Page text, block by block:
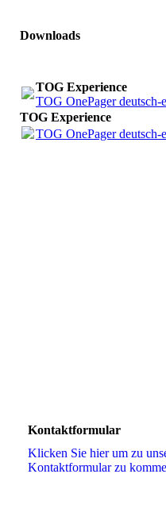
Downloads
TOG Experience
TOG OnePager deutsch-
TOG Experience
TOG OnePager deutsch-
Kontaktformular
Klicken Sie hier um zu
Kon­takt­for­mu­lar zu